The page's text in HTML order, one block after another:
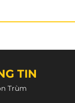
catcher
TIN
Trùm